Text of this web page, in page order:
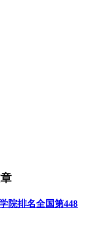
院排名全国第448